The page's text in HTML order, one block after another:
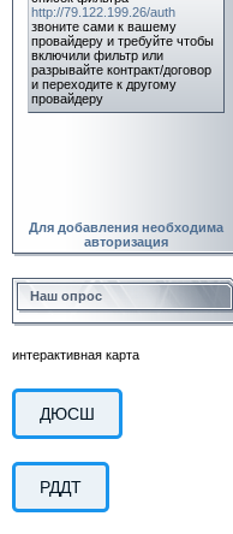
Для добавления необходима
авторизация
Наш опрос
интерактивная карта
ДЮСШ
РДДТ